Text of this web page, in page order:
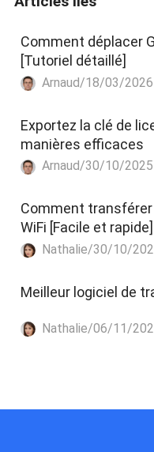
Comment déplacer
[Tutoriel détaillé]
Arnaud/18/03/2026
Exportez la clé de
manières efficaces
Arnaud/30/10/2025
Comment transférer
WiFi [Facile et rapide]
Nathalie/30/10/
Meilleur logiciel de
Nathalie/06/11/